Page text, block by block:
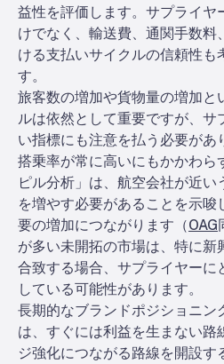
益性を評価します。サプライヤ
けでなく、輸送費、通関手数料
ける支払いサイクルの信頼性も
す。
旅客数の増加や貨物量の増加と
ルは依然として重要ですが、サ
い指標にも注意を払う必要があ
搭乗率が常に高いにもかかわら
ピル分析」は、航空会社が近い
を増やす必要があることを示唆
要の増加につながります（OAG
が多い未開拓の市場は、特に新
合致する場合、サプライヤーに
している可能性があります。
長期的なブランドポジショニン
は、すぐには利益を生まない路
ジ強化につながる路線を開設